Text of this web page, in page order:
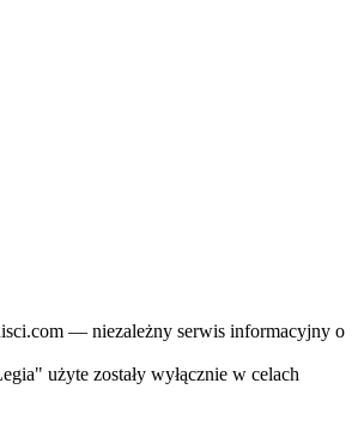
— niezależny serwis informacyjny o
użyte zostały wyłącznie w celach